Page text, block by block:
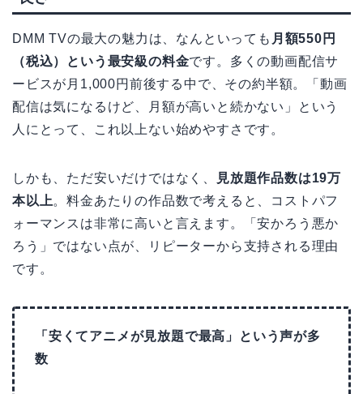
DMM TVの最大の魅力は、なんといっても 月額550円
（税込）という最安級の料金です。多くの動画配信サ
ービスが月1,000円前後する中で、その約半額。「動画
配信は気になるけど、月額が高いと続かない」という
人にとって、これ以上ない始めやすさです。
しかも、ただ安いだけではなく、
見放題作品数は19万
本以上。料金あたりの作品数で考えると、コストパフ
ォーマンスは非常に高いと言えます。「安かろう悪か
ろう」ではない点が、リピーターから支持される理由
です。
「安くてアニメが見放題で最高」という声が多
数